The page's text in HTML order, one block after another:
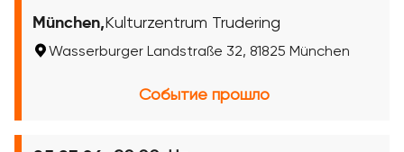
München, Kulturzentrum Trudering
Wasserburger Landstraße 32, 81825 München
Событие прошло